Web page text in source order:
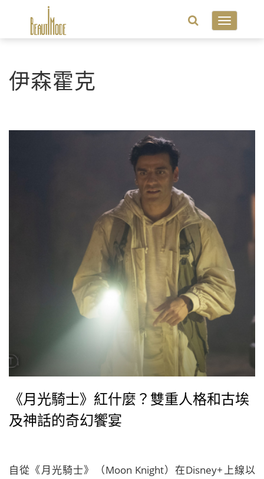
Toggle
伊森霍克
《月光騎士》紅什麼？雙重人格和古埃
及神話的奇幻饗宴
自從《月光騎士》（Moon Knight）在Disney+上線以